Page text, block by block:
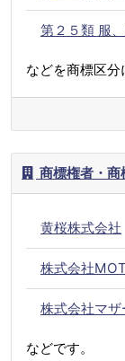
第２５類 服
などを商標区分
商標権者・商
黄桜株式会社
株式会社
株式会社マザ
などです。